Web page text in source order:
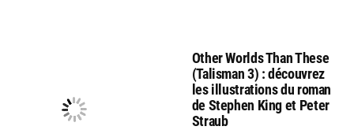
Other Worlds Than These
(Talisman 3) : découvrez
les illustrations du roman
de Stephen King et Peter
Straub